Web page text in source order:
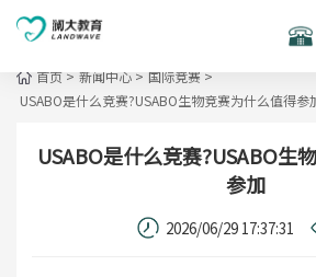
首页 > 新闻中心 > 国际竞赛 >
USABO是什么竞赛?USABO生物竞赛为什么值得参
USABO是什么竞赛?USABO生
参加
2026/06/29 17:37:31